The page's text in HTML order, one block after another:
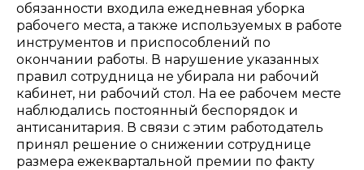
обязанности входила ежедневная уборка
рабочего места, а также используемых в работе
инструментов и приспособлений по
окончании работы. В нарушение указанных
правил сотрудница не убирала ни рабочий
кабинет, ни рабочий стол. На ее рабочем месте
наблюдались постоянный беспорядок и
антисанитария. В связи с этим работодатель
принял решение о снижении сотруднице
размера ежеквартальной премии по факту